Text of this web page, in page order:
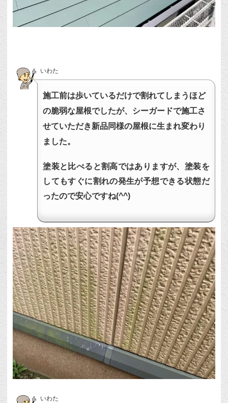
いわた
施工前は歩いているだけで割れてしまうほど
の脆弱な屋根でしたが、シーガードで施工さ
せていただき新品同様の屋根に生まれ変わり
ました。
塗装と比べると割高ではありますが、塗装を
してもすぐに割れの発生が予想できる状態だ
ったので安心ですね(^^)
いわた